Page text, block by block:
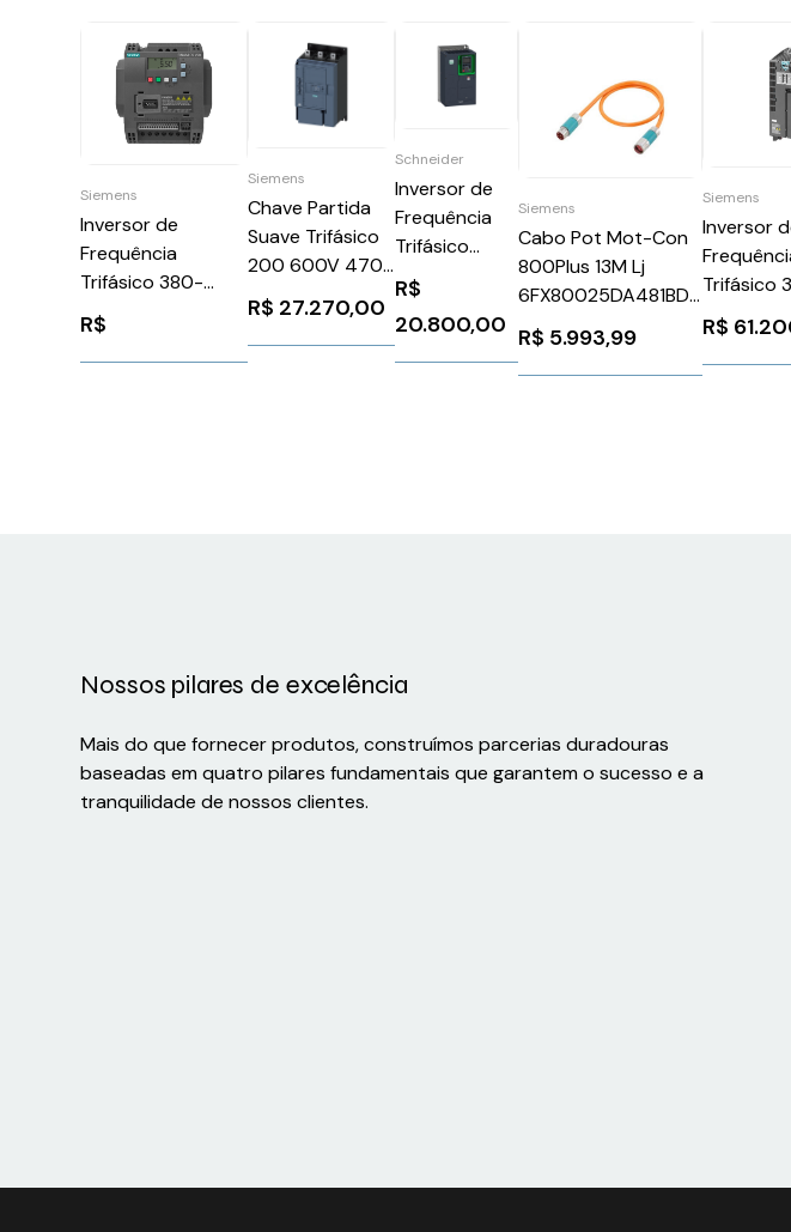
Siemens
Inversor de
Frequência
Trifásico 380-
480V 2,2A 0,75KW
(1CV) V20
Sinamics Siemens
R$
Siemens
Chave Partida
Suave Trifásico
200 600V 470A
24V
3RW52472AC05
Siemens 1026136
R$ 27.270,00
Schneider
Inversor de
Frequência
Trifásico
500-690V
24A 20CV
ATV930D18Y6
Schneider
R$
20.800,00
Siemens
Cabo Pot Mot-Con
800Plus 13M Lj
6FX80025DA481BD0
Siemens 1079237
R$ 5.993,99
Siemens
Inversor
Trifásico
480V
G120P
R$
Nossos pilares de excelência
Mais do que fornecer produtos, construímos parcerias duradouras
baseadas em quatro pilares fundamentais que garantem o sucesso e a
tranquilidade de nossos clientes.